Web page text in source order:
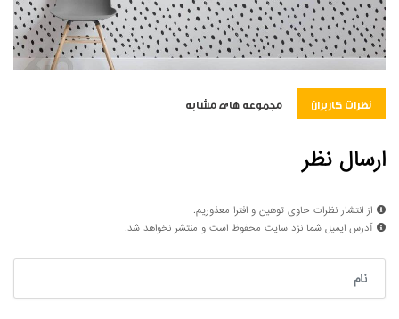
نظرات کاربران مجموعه های مشابه
ارسال نظر
از انتشار نظرات حاوی توهین و افترا معذوریم.
آدرس ایمیل شما نزد سایت محفوظ است و منتشر نخواهد شد.